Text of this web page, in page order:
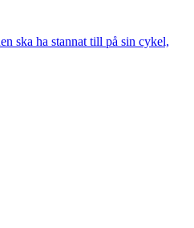
ska ha stannat till på sin cykel,